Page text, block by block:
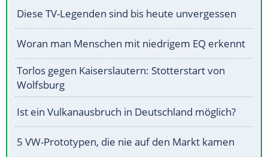
Diese TV-Legenden sind bis heute unvergessen
Woran man Menschen mit niedrigem EQ erkennt
Torlos gegen Kaiserslautern: Stotterstart von
Wolfsburg
Ist ein Vulkanausbruch in Deutschland möglich?
5 VW-Prototypen, die nie auf den Markt kamen